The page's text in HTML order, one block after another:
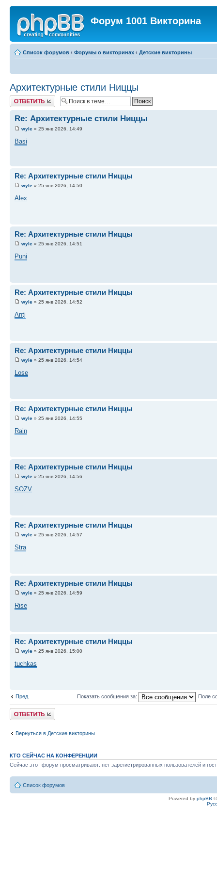
Форум 1001 Викторина
Список форумов ‹ Форумы о викторинах ‹ Детские викторины
Архитектурные стили Ниццы
Ответить
Re: Архитектурные стили Ниццы
wyle » 25 янв 2026, 14:49
Basi
Re: Архитектурные стили Ниццы
wyle » 25 янв 2026, 14:50
Alex
Re: Архитектурные стили Ниццы
wyle » 25 янв 2026, 14:51
Puni
Re: Архитектурные стили Ниццы
wyle » 25 янв 2026, 14:52
Antj
Re: Архитектурные стили Ниццы
wyle » 25 янв 2026, 14:54
Lose
Re: Архитектурные стили Ниццы
wyle » 25 янв 2026, 14:55
Rain
Re: Архитектурные стили Ниццы
wyle » 25 янв 2026, 14:56
SOZV
Re: Архитектурные стили Ниццы
wyle » 25 янв 2026, 14:57
Stra
Re: Архитектурные стили Ниццы
wyle » 25 янв 2026, 14:59
Rise
Re: Архитектурные стили Ниццы
wyle » 25 янв 2026, 15:00
tuchkas
Пред. Показать сообщения за: Поле
Ответить
Вернуться в Детские викторины
КТО СЕЙЧАС НА КОНФЕРЕНЦИИ
Сейчас этот форум просматривают: нет зарегистрированных пользователей и
Список форумов
Powered by phpBB